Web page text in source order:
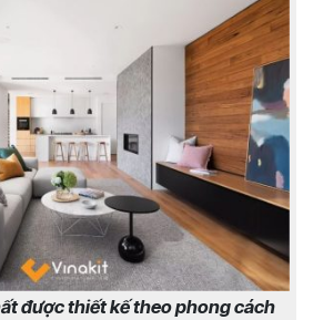
được thiết kế theo phong cách